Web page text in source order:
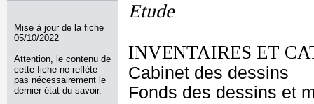
Mise à jour de la fiche
05/10/2022
Attention, le contenu de
cette fiche ne reflète
pas nécessairement le
dernier état du savoir.
Etude
INVENTAIRES ET
Cabinet des dessins
Fonds des dessins et